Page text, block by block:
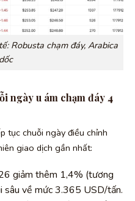
Robusta chạm đáy, Arabica
ngày u ám chạm đáy 4
tục chuỗi ngày điều chỉnh
giao dịch gần nhất:
giảm thêm 1,4% (tương
về mức 3.365 USD/tấn.